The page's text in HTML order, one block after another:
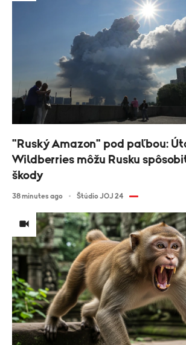
"Ruský Amazon" pod paľbou:
Wildberries môžu Rusku
škody
38 minutes ago Štúdio JOJ 24